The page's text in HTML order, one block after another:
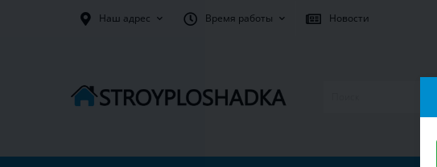
Наш адрес Время работы Новости